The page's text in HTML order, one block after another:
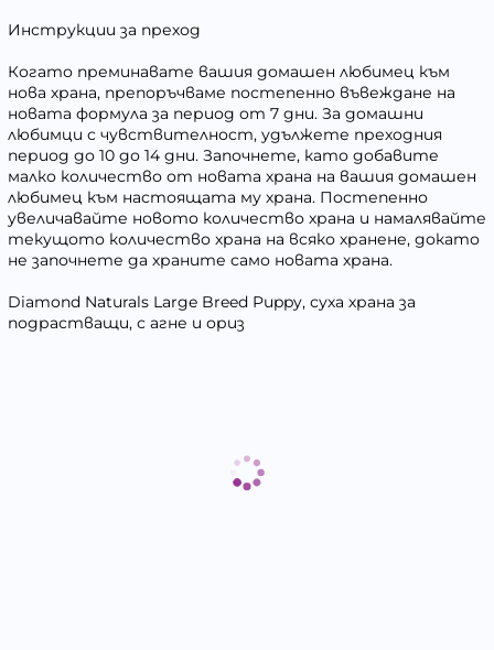
Инструкции за преход
Когато преминавате вашия домашен любимец към
нова храна, препоръчваме постепенно въвеждане на
новата формула за период от 7 дни. За домашни
любимци с чувствителност, удължете преходния
период до 10 до 14 дни. Започнете, като добавите
малко количество от новата храна на вашия домашен
любимец към настоящата му храна. Постепенно
увеличавайте новото количество храна и намалявайте
текущото количество храна на всяко хранене, докато
не започнете да храните само новата храна.
Diamond Naturals Large Breed Puppy, суха храна за
подрастващи, с агне и ориз